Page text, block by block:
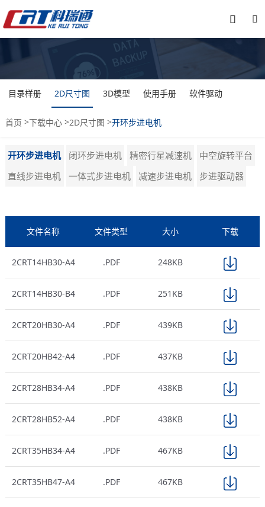


目录样册 2D尺寸图 3D模型 使用手册 软件驱动
首页 >下载中心>2D尺寸图 >开环步进电机
开环步进电机 闭环步进电机 精密行星减速机
中空旋转平台
直线步进电机
一体式步进电机 减速步进电机 步进驱动器
文件名称 文件类型 大小 下载
2CRT14HB30-A4 .PDF 248KB
2CRT14HB30-B4 .PDF 251KB
2CRT20HB30-A4 .PDF 439KB
2CRT20HB42-A4 .PDF 437KB
2CRT28HB34-A4 .PDF 438KB
2CRT28HB52-A4 .PDF 438KB
2CRT35HB34-A4 .PDF 467KB
2CRT35HB47-A4 .PDF 467KB